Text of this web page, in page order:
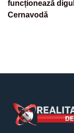
funcționează
Cernavodă